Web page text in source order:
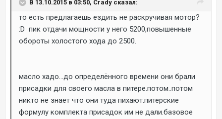
В 13.10.2015 в 03:50, Crady сказал:
то есть предлагаешь ездить не раскручивая мотор?
:D пик отдачи мощности у него 5200,повышенные
обороты холостого хода до 2500.
масло хадо...до определённого времени они брали
присадки для своего масла в питере.потом..потом
никто не знает что они туда пихают.питерские
формулу комплекта присадок им не дали.базовое